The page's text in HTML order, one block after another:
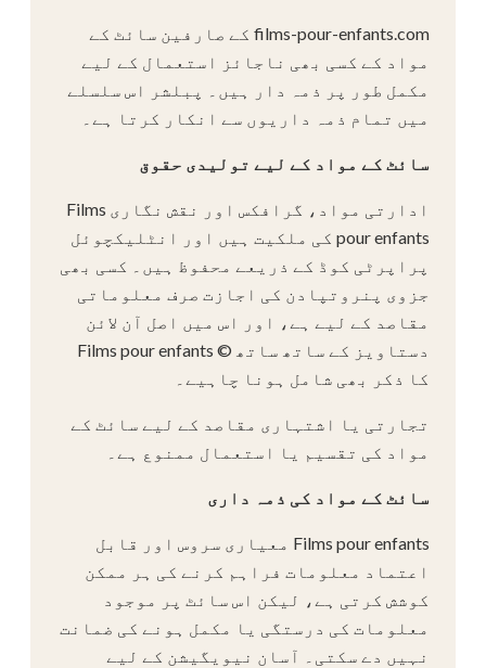
films-pour-enfants.com کے صارفین سائٹ کے
مواد کے کسی بھی ناجائز استعمال کے لیے
مکمل طور پر ذمہ دار ہیں۔ پبلشر اس سلسلے
میں تمام ذمہ داریوں سے انکار کرتا ہے۔
سائٹ کے مواد کے لیے تولیدی حقوق
ادارتی مواد، گرافکس اور نقش نگاری Films
pour enfants کی ملکیت ہیں اور انٹلیکچوئل
پراپرٹی کوڈ کے ذریعے محفوظ ہیں۔ کسی بھی
جزوی پنروتپادن کی اجازت صرف معلوماتی
مقاصد کے لیے ہے، اور اس میں اصل آن لائن
دستاویز کے ساتھ ساتھ © Films pour enfants
کا ذکر بھی شامل ہونا چاہیے۔
تجارتی یا اشتہاری مقاصد کے لیے سائٹ کے
مواد کی تقسیم یا استعمال ممنوع ہے۔
سائٹ کے مواد کی ذمہ داری
Films pour enfants معیاری سروس اور قابل
اعتماد معلومات فراہم کرنے کی ہر ممکن
کوشش کرتی ہے، لیکن اس سائٹ پر موجود
معلومات کی درستگی یا مکمل ہونے کی ضمانت
نہیں دے سکتی۔ آسان نیویگیشن کے لیے